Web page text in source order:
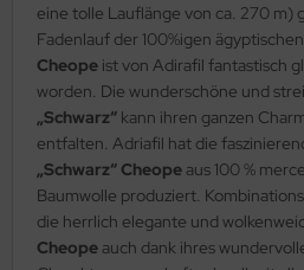
eine tolle Lauflänge von ca. 270 m)
Fadenlauf der 100%igen
Cheope ist von Adirafil fantastisch
worden. Die wunderschöne und
„Schwarz“ kann ihren ganzen
entfalten. Adriafil hat die
„Schwarz“ Cheope aus 100 %
Baumwolle produziert.
die herrlich elegante und
Cheope auch dank ihres